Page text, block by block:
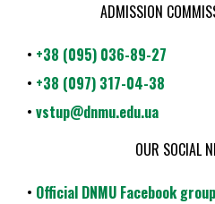
ADMISSION
• +38 (095) 036-89-27
• +38 (097) 317-04-38
• vstup@dnmu.edu.ua
OUR SOCIAL
• Official DNMU Facebook group